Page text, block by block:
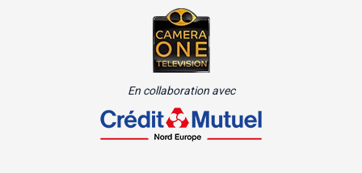
En collaboration avec